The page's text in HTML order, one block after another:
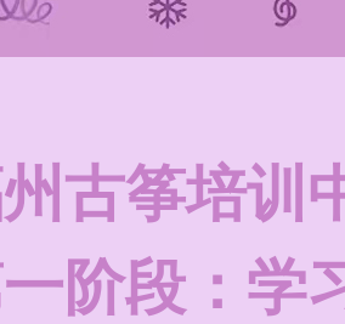
古筝培训
阶段：学